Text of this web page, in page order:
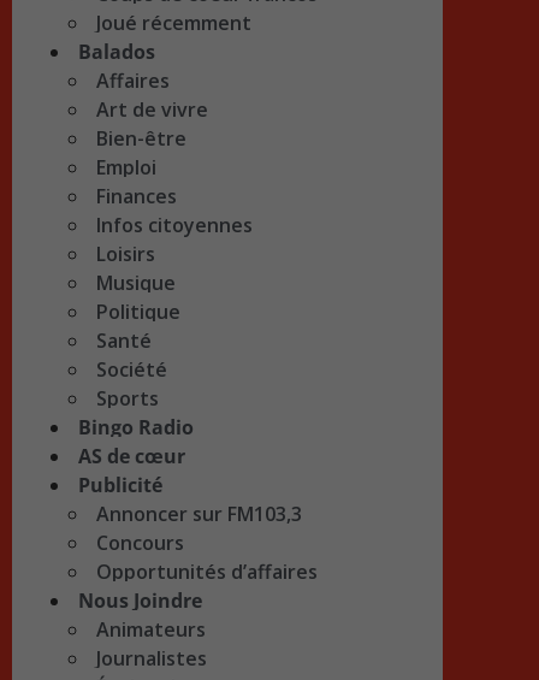
Joué récemment
Balados
Affaires
Art de vivre
Bien-être
Emploi
Finances
Infos citoyennes
Loisirs
Musique
Politique
Santé
Société
Sports
Bingo Radio
AS de cœur
Publicité
Annoncer sur FM103,3
Concours
Opportunités d’affaires
Nous Joindre
Animateurs
Journalistes